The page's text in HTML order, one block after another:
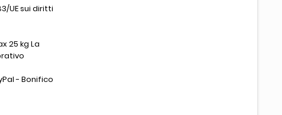
UE sui diritti
25 kg La
- Bonifico